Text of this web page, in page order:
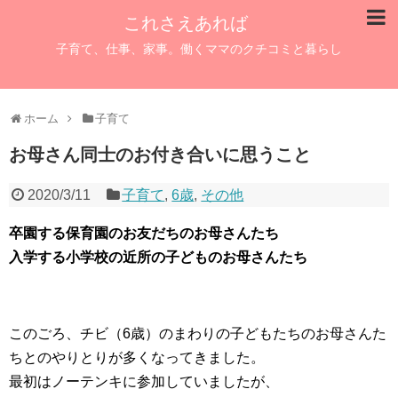
これさえあれば
子育て、仕事、家事。働くママのクチコミと暮らし
ホーム 子育て
お母さん同士のお付き合いに思うこと
2020/3/11 子育て,6歳, その他
卒園する保育園のお友だちのお母さんたち
入学する小学校の近所の子どものお母さんたち
このごろ、チビ（6歳）のまわりの子どもたちのお母さんた
ちとのやりとりが多くなってきました。
最初はノーテンキに参加していましたが、